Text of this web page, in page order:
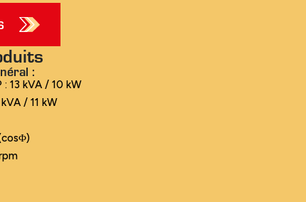
:
: 13 kVA / 10 kW
/ 11 kW